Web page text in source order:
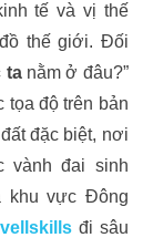
tế và vị thế
thế giới. Đối
tanằm ở đâu?”
tọa độ trên bản
đặc biệt, nơi
vành đai sinh
khu vực Đông
đi sâu